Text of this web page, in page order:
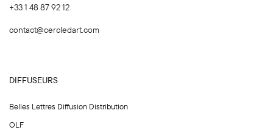
+33 1 48 87 92 12
contact@cercledart.com
DIFFUSEURS
Belles Lettres Diffusion Distribution
OLF